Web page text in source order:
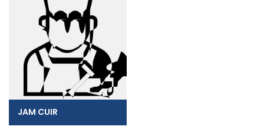
JAM CUIR